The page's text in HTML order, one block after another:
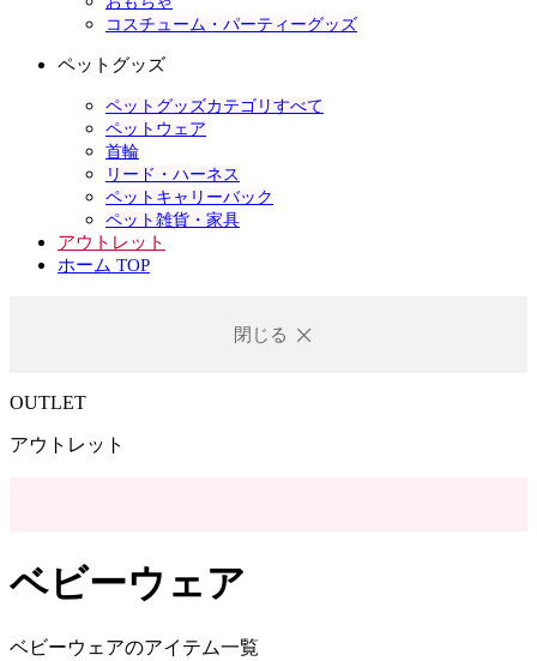
コスチューム・パーティーグッズ
ペットグッズ
ペットグッズカテゴリすべて
ペットウェア
首輪
リード・ハーネス
ペットキャリーバック
ペット雑貨・家具
アウトレット
ホーム TOP
閉じる
OUTLET
アウトレット
ベビーウェア
ベビーウェアのアイテム一覧